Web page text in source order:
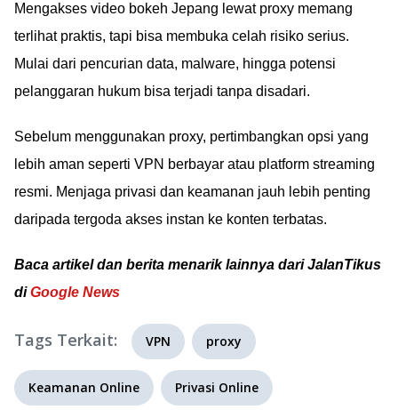
Mengakses video bokeh Jepang lewat proxy memang
terlihat praktis, tapi bisa membuka celah risiko serius.
Mulai dari pencurian data, malware, hingga potensi
pelanggaran hukum bisa terjadi tanpa disadari.
Sebelum menggunakan proxy, pertimbangkan opsi yang
lebih aman seperti VPN berbayar atau platform streaming
resmi. Menjaga privasi dan keamanan jauh lebih penting
daripada tergoda akses instan ke konten terbatas.
Baca artikel dan berita menarik lainnya dari JalanTikus
diGoogle News
Tags Terkait: VPN proxy
Keamanan Online Privasi Online